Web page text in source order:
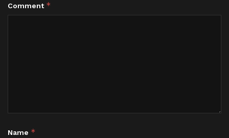
Comment *
Name *